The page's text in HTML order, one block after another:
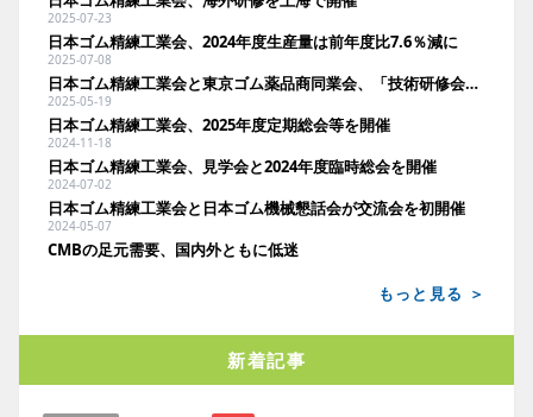
2025-07-23
日本ゴム精練工業会、2024年度生産量は前年度比7.6％減に
2025-07-08
日本ゴム精練工業会と東京ゴム薬品商同業会、「技術研修会」、「懇親会」を開催
2025-05-19
日本ゴム精練工業会、2025年度定期総会等を開催
2024-11-18
日本ゴム精練工業会、見学会と2024年度臨時総会を開催
2024-07-02
日本ゴム精練工業会と日本ゴム機械懇話会が交流会を初開催
2024-05-07
CMBの足元需要、国内外ともに低迷
もっと見る ＞
新着記事